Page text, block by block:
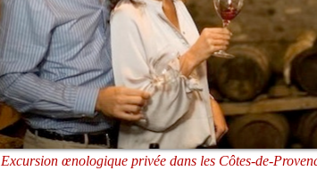
Excursion œnologique privée dans les Côtes-de-